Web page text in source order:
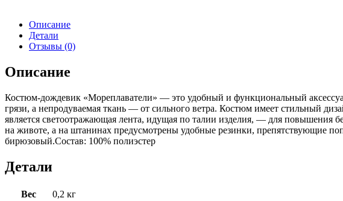
Описание
Детали
Отзывы (0)
Описание
Костюм-дождевик «Мореплаватели» — это удобный и функциональный
грязи, а непродуваемая ткань — от сильного ветра. Костюм имеет стильный
является светоотражающая лента, идущая по талии изделия, — для повышения
на животе, а на штанинах предусмотрены удобные резинки, препятствующие
бирюзовый.Состав: 100% полиэстер
Детали
Вес
0,2 кг